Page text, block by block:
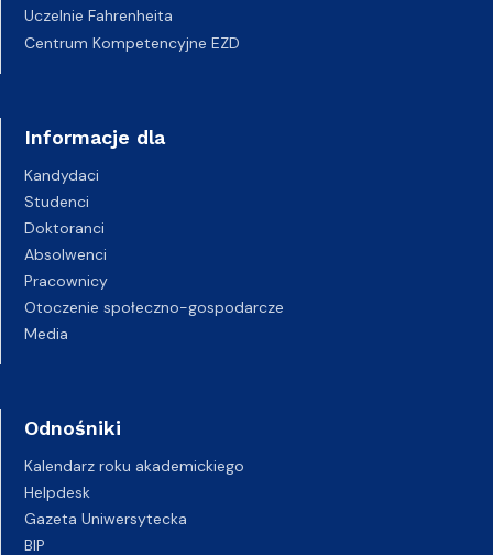
Uczelnie Fahrenheita
Centrum Kompetencyjne EZD
Informacje dla
Kandydaci
Studenci
Doktoranci
Absolwenci
Pracownicy
Otoczenie społeczno-gospodarcze
Media
Odnośniki
Kalendarz roku akademickiego
Helpdesk
Gazeta Uniwersytecka
BIP